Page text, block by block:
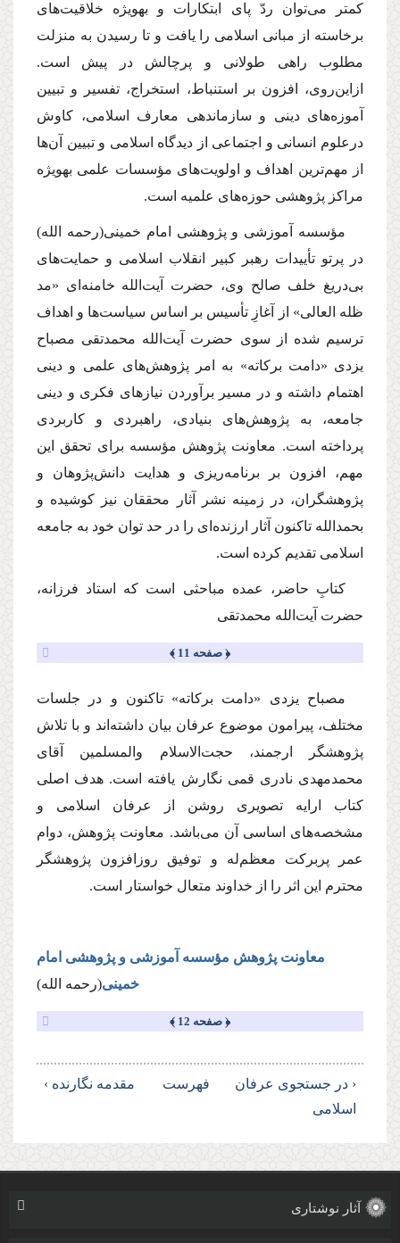
كمتر مى‌توان ردّ پاى ابتكارات و بهویژه خلاقیت‌هاى
برخاسته از مبانى اسلامى را یافت و تا رسیدن به منزلت
مطلوب راهى طولانى و پرچالش در پیش است.
از‌این‌روى، افزون بر استنباط، استخراج، تفسیر و تبیین
آموزه‌هاى دینى و سازماندهى معارف اسلامى، كاوش
درعلوم انسانى و اجتماعى از دیدگاه اسلامى و تبیین آن‌ها
از مهم‌ترین اهداف و اولویت‌هاى مؤسسات علمى بهویژه
مراكز پژوهشى حوزه‌هاى علمیه است.
مؤسسه آموزشى و پژوهشى امام خمینى(رحمه الله)
در پرتو تأییدات رهبر كبیر انقلاب اسلامى و حمایت‌هاى
بى‌دریغ خلف صالح وى، حضرت آیت‌الله خامنه‌اى «مد
ظله العالى» از آغازِ تأسیس بر اساس سیاست‌ها و اهداف
ترسیم شده از سوى حضرت آیت‌الله محمدتقى مصباح
یزدى «دامت بركاته» به امر پژوهش‌هاى علمى و دینى
اهتمام داشته و در مسیر برآوردن نیازهاى فكرى و دینى
جامعه، به پژوهش‌هاى بنیادى، راهبردى و كاربردى
پرداخته است. معاونت پژوهش مؤسسه براى تحقق این
مهم، افزون بر برنامه‌ریزى و هدایت دانش‌پژوهان و
پژوهشگران، در زمینه نشر آثار محققان نیز كوشیده و
بحمدالله تاكنون آثار ارزنده‌اى را در حد توان خود به جامعه
اسلامى تقدیم كرده است.
كتابِ حاضر، عمده مباحثى است كه استاد فرزانه،
حضرت آیت‌الله محمدتقى
﴿ صفحه 11 ﴾
مصباح یزدى «دامت بركاته» تاكنون و در جلسات
مختلف، پیرامون موضوع عرفان بیان داشته‌اند و با تلاش
پژوهشگر ارجمند، حجت‌الاسلام والمسلمین آقاى
محمدمهدى نادرى قمى نگارش یافته است. هدف اصلى
كتاب ارایه تصویرى روشن از عرفان اسلامى و
مشخصه‌هاى اساسى آن مى‌باشد. معاونت پژوهش، دوام
عمر پربركت معظم‌له و توفیق روزافزون پژوهشگر
محترم این اثر را از خداوند متعال خواستار است.
معاونت پژوهش مؤسسه آموزشى و پژوهشى امام
خمینى(رحمه الله)
﴿ صفحه 12 ﴾
‹ در جستجوی عرفان
اسلامی
فهرست مقدمه نگارنده ›
آثار نوشتاری